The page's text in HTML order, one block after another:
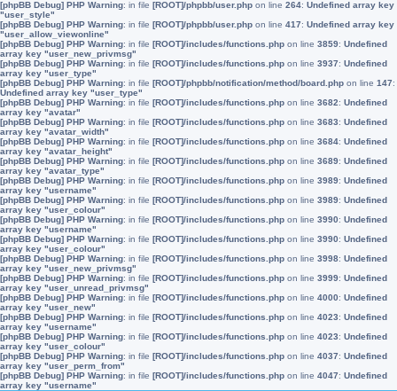
[phpBB Debug] PHP Warning: in file [ROOT]/phpbb/user.php on line 264: Undefined array key
"user_style"
[phpBB Debug] PHP Warning: in file [ROOT]/phpbb/user.php on line 417: Undefined array key
"user_allow_viewonline"
[phpBB Debug] PHP Warning: in file [ROOT]/includes/functions.php on line 3859: Undefined
array key "user_new_privmsg"
[phpBB Debug] PHP Warning: in file [ROOT]/includes/functions.php on line 3937: Undefined
array key "user_type"
[phpBB Debug] PHP Warning: in file [ROOT]/phpbb/notification/method/board.php on line 147:
Undefined array key "user_type"
[phpBB Debug] PHP Warning: in file [ROOT]/includes/functions.php on line 3682: Undefined
array key "avatar"
[phpBB Debug] PHP Warning: in file [ROOT]/includes/functions.php on line 3683: Undefined
array key "avatar_width"
[phpBB Debug] PHP Warning: in file [ROOT]/includes/functions.php on line 3684: Undefined
array key "avatar_height"
[phpBB Debug] PHP Warning: in file [ROOT]/includes/functions.php on line 3689: Undefined
array key "avatar_type"
[phpBB Debug] PHP Warning: in file [ROOT]/includes/functions.php on line 3989: Undefined
array key "username"
[phpBB Debug] PHP Warning: in file [ROOT]/includes/functions.php on line 3989: Undefined
array key "user_colour"
[phpBB Debug] PHP Warning: in file [ROOT]/includes/functions.php on line 3990: Undefined
array key "username"
[phpBB Debug] PHP Warning: in file [ROOT]/includes/functions.php on line 3990: Undefined
array key "user_colour"
[phpBB Debug] PHP Warning: in file [ROOT]/includes/functions.php on line 3998: Undefined
array key "user_new_privmsg"
[phpBB Debug] PHP Warning: in file [ROOT]/includes/functions.php on line 3999: Undefined
array key "user_unread_privmsg"
[phpBB Debug] PHP Warning: in file [ROOT]/includes/functions.php on line 4000: Undefined
array key "user_new"
[phpBB Debug] PHP Warning: in file [ROOT]/includes/functions.php on line 4023: Undefined
array key "username"
[phpBB Debug] PHP Warning: in file [ROOT]/includes/functions.php on line 4023: Undefined
array key "user_colour"
[phpBB Debug] PHP Warning: in file [ROOT]/includes/functions.php on line 4037: Undefined
array key "user_perm_from"
[phpBB Debug] PHP Warning: in file [ROOT]/includes/functions.php on line 4047: Undefined
array key "username"